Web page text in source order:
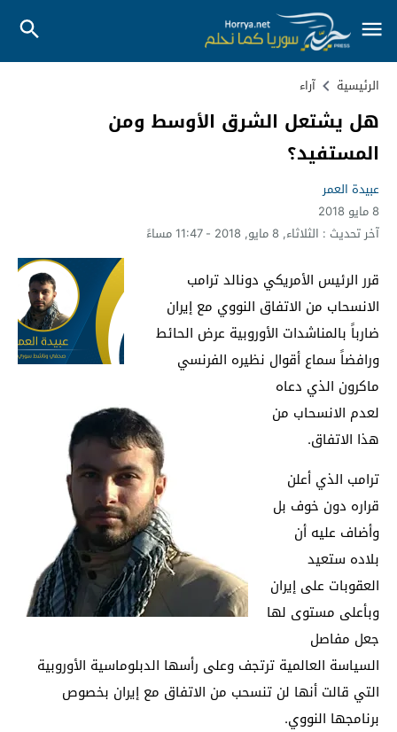
الرئيسية آراء
هل يشتعل الشرق الأوسط ومن
المستفيد؟
عبيدة العمر
8 مايو 2018
آخر تحديث : الثلاثاء, 8 مايو, 2018 - 11:47 مساءً
قرر الرئيس الأمريكي دونالد ترامب
الانسحاب من الاتفاق النووي مع إيران
ضارباً بالمناشدات الأوروبية عرض الحائط
ورافضاً سماع أقوال نظيره الفرنسي
ماكرون الذي دعاه
لعدم الانسحاب من
هذا الاتفاق.
ترامب الذي أعلن
قراره دون خوف بل
وأضاف عليه أن
بلاده ستعيد
العقوبات على إيران
وبأعلى مستوى لها
جعل مفاصل
السياسة العالمية ترتجف وعلى رأسها الدبلوماسية الأوروبية
التي قالت أنها لن تنسحب من الاتفاق مع إيران بخصوص
برنامجها النووي.